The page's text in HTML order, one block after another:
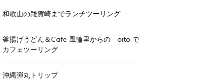
和歌山の雑賀崎までランチツーリング
釜揚げうどん＆Cafe 風輪里からの oito で
カフェツーリング
沖縄弾丸トリップ